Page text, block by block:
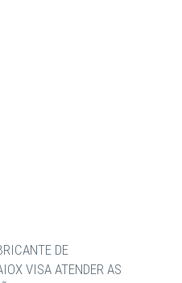
DE
VISA ATENDER AS